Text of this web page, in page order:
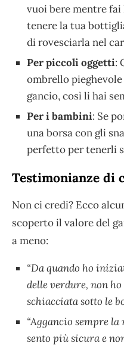
vuoi bere mentre fai
tenere la tua
di rovesciarla nel
Per piccoli oggetti:
ombrello
gancio, così li hai
Per i bambini: Se
una borsa con gli
perfetto per tenerli
Testimonianze di
Non ci credi? Ecco
scoperto il valore del
a meno:
“Da quando ho
delle verdure, non
schiacciata sotto le
“Aggancio sempre
sento più sicura e